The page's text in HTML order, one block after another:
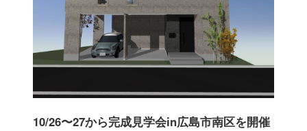
10/26〜27から完成見学会in広島市南区を開催